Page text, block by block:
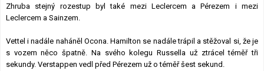
Zhruba stejný rozestup byl také mezi Leclercem a Pérezem i mezi
Leclercem a Sainzem.
Vettel i nadále naháněl Ocona. Hamilton se nadále trápil a stěžoval si, že je
s vozem něco špatně. Na svého kolegu Russella už ztrácel téměř tři
sekundy. Verstappen vedl před Pérezem už o téměř šest sekund.